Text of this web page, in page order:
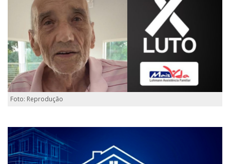
Foto: Reprodução